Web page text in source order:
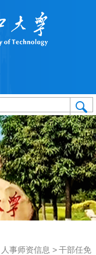
人事师资信息 > 干部任免